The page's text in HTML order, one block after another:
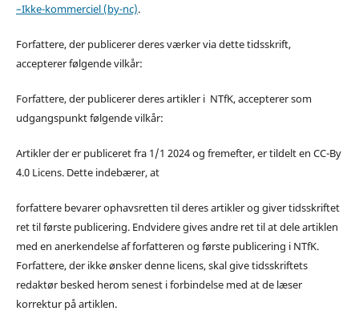
–Ikke-kommerciel (by-nc).
Forfattere, der publicerer deres værker via dette tidsskrift,
accepterer følgende vilkår:
Forfattere, der publicerer deres artikler i NTfK, accepterer som
udgangspunkt følgende vilkår:
Artikler der er publiceret fra 1/1 2024 og fremefter, er tildelt en CC-By
4.0 Licens. Dette indebærer, at
forfattere bevarer ophavsretten til deres artikler og giver tidsskriftet
ret til første publicering. Endvidere gives andre ret til at dele artiklen
med en anerkendelse af forfatteren og første publicering i NTfK.
Forfattere, der ikke ønsker denne licens, skal give tidsskriftets
redaktør besked herom senest i forbindelse med at de læser
korrektur på artiklen.